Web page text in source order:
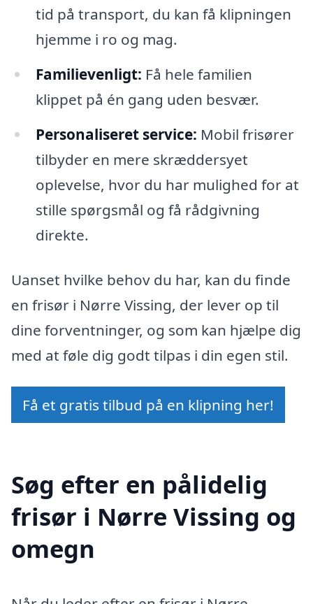
tid på transport, du kan få klipningen
hjemme i ro og mag.
Familievenligt: Få hele familien
klippet på én gang uden besvær.
Personaliseret service: Mobil frisører
tilbyder en mere skræddersyet
oplevelse, hvor du har mulighed for at
stille spørgsmål og få rådgivning
direkte.
Uanset hvilke behov du har, kan du finde
en frisør i Nørre Vissing, der lever op til
dine forventninger, og som kan hjælpe dig
med at føle dig godt tilpas i din egen stil.
Få et gratis tilbud på en klipning her!
Søg efter en pålidelig
frisør i Nørre Vissing og
omegn